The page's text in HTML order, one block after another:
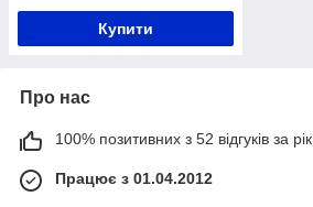
Купити
Про нас
100% позитивних з 52 відгуків за рік
Працює з 01.04.2012